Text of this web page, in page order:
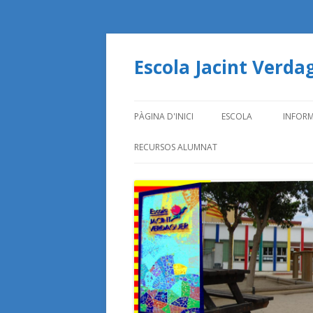
Escola Jacint
PÀGINA D'INICI ESCOLA
INSTAL·LACIONS
LA NOSTRA HISTÒRIA
JACINT VERDAGUER
LLEGENDA DEL RUC DE
GRANADA
RECURSOS ALUMNAT
CICLE INICIAL
CICLE MITJÀ
CICLE SUPERIOR